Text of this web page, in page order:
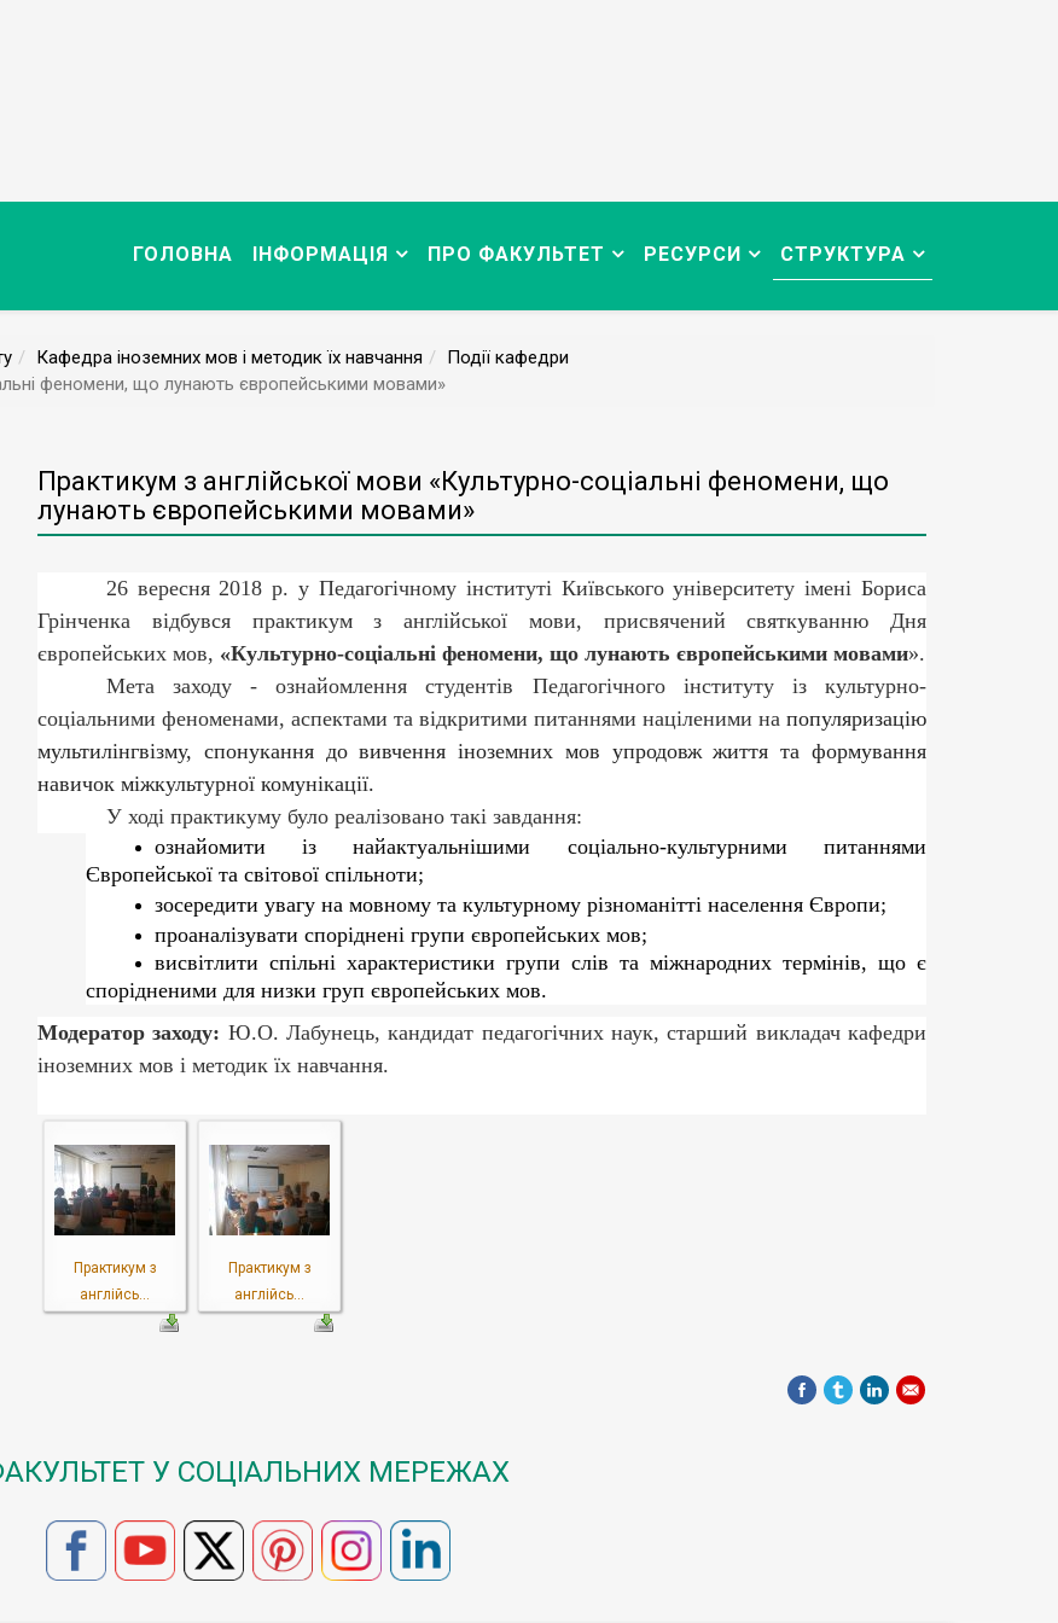
ГОЛОВНА ІНФОРМАЦІЯ ПРО ФАКУЛЬТЕТ РЕСУРСИ СТРУКТУРА
Кафедра іноземних мов і методик їх навчання
Події кафедри
феномени, що лунають європейськими мовами»
Практикум з англійської мови «Культурно-соціальні феномени, що
лунають європейськими мовами»
26 вересня 2018 р. у Педагогічному інституті Київського університету імені Бориса
Грінченка відбувся практикум з англійської мови, присвячений святкуванню Дня
європейських мов, «Культурно-соціальні феномени, що лунають європейськими мовами».
Мета заходу - ознайомлення студентів Педагогічного інституту із культурно-
соціальними феноменами, аспектами та відкритими питаннями націленими на популяризацію
мультилінгвізму, спонукання до вивчення іноземних мов упродовж життя та формування
навичок міжкультурної комунікації.
У ході практикуму було реалізовано такі завдання:
ознайомити із найактуальнішими соціально-культурними питаннями
Європейської та світової спільноти;
зосередити увагу на мовному та культурному різноманітті населення Європи;
проаналізувати споріднені групи європейських мов;
висвітлити спільні характеристики групи слів та міжнародних термінів, що є
спорідненими для низки груп європейських мов.
Модератор заходу: Ю.О. Лабунець, кандидат педагогічних наук, старший викладач кафедри
іноземних мов і методик їх навчання.
Практикум з
англійсь...
Практикум з
англійсь...
У СОЦІАЛЬНИХ МЕРЕЖАХ